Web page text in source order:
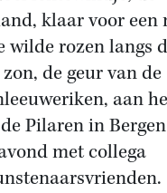
klaar voor een
wilde rozen langs
de geur van de
aan
Pilaren in
met collega